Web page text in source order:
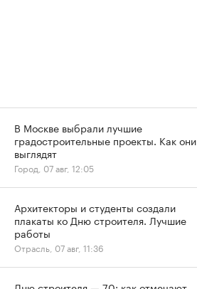
В Москве выбрали лучшие
градостроительные проекты. Как они
выглядят
Город, 07 авг, 12:05
Архитекторы и студенты создали
плакаты ко Дню строителя. Лучшие
работы
Отрасль, 07 авг, 11:36